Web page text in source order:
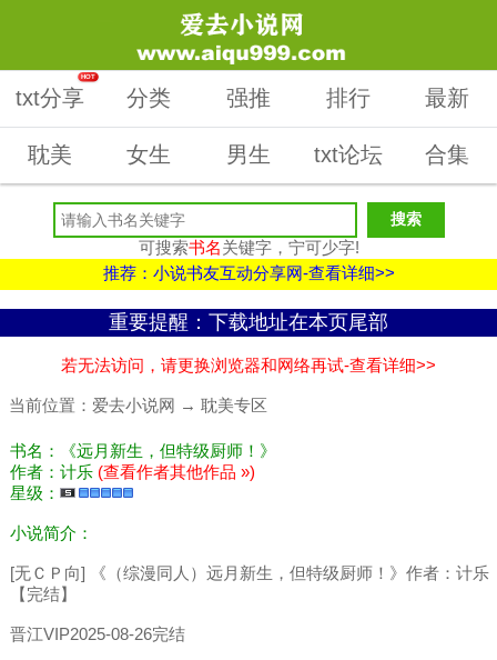
txt分享
HOT
分类 强推 排行 最新
耽美 女生 男生 txt论坛 合集
可搜索书名关键字，宁可少字!
推荐：小说书友互动分享网-查看详细>>
重要提醒：下载地址在本页尾部
若无法访问，请更换浏览器和网络再试-查看详细>>
当前位置： 爱去小说网 → 耽美专区
书名：《远月新生，但特级厨师！》
作者：计乐 (查看作者其他作品 »)
星级：
小说简介：
[无ＣＰ向] 《（综漫同人）远月新生，但特级厨师！》作者：计乐
【完结】
晋江VIP2025-08-26完结